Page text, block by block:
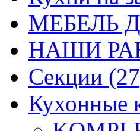
МЕБЕЛЬ
НАШИ
Секции
Кухонные